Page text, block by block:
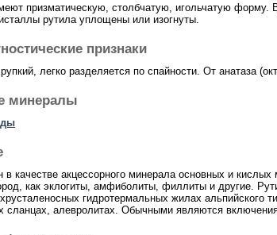
призматическую, столбчатую, игольчатую форму.
рутила уплощены или изогнуты.
признаки
легко разделяется по спайности. От анатаза
минералы
в качестве акцессорного минерала основных и
как эклогиты, амфиболиты, филлиты и другие.
гидротермальных жилах альпийского
сланцах, алевролитах. Обычными являются